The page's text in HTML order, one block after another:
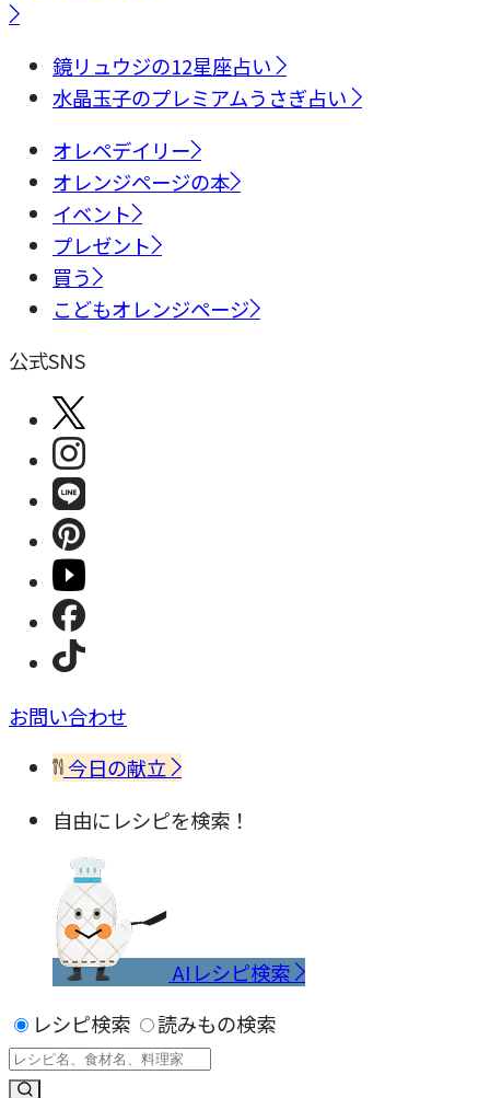
鏡リュウジの12星座占い
水晶玉子のプレミアムうさぎ占い
オレペデイリー
オレンジページの本
イベント
プレゼント
買う
こどもオレンジページ
公式SNS
お問い合わせ
今日の献立
自由にレシピを検索！
AIレシピ検索
レシピ検索
読みもの検索